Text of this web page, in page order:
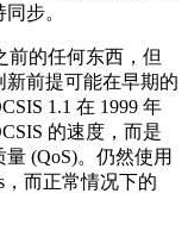
步。
前的任何东西，但
前提可能在早期的
1.1 在 1999 年
的速度，而是
(QoS)。仍然使用
，而正常情况下的